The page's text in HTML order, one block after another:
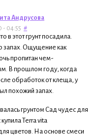
Андрусова
- 04:55 #
в этот грунт посадила.
запах. Ощущение как
пропитан чем-
В прошлом году, когда
обработок от клеща, у
похожий запах.
грунтом Сад чудес для
Terra vita
цветов. На основе смеси